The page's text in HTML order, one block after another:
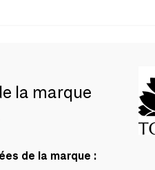
la marque
de la marque :